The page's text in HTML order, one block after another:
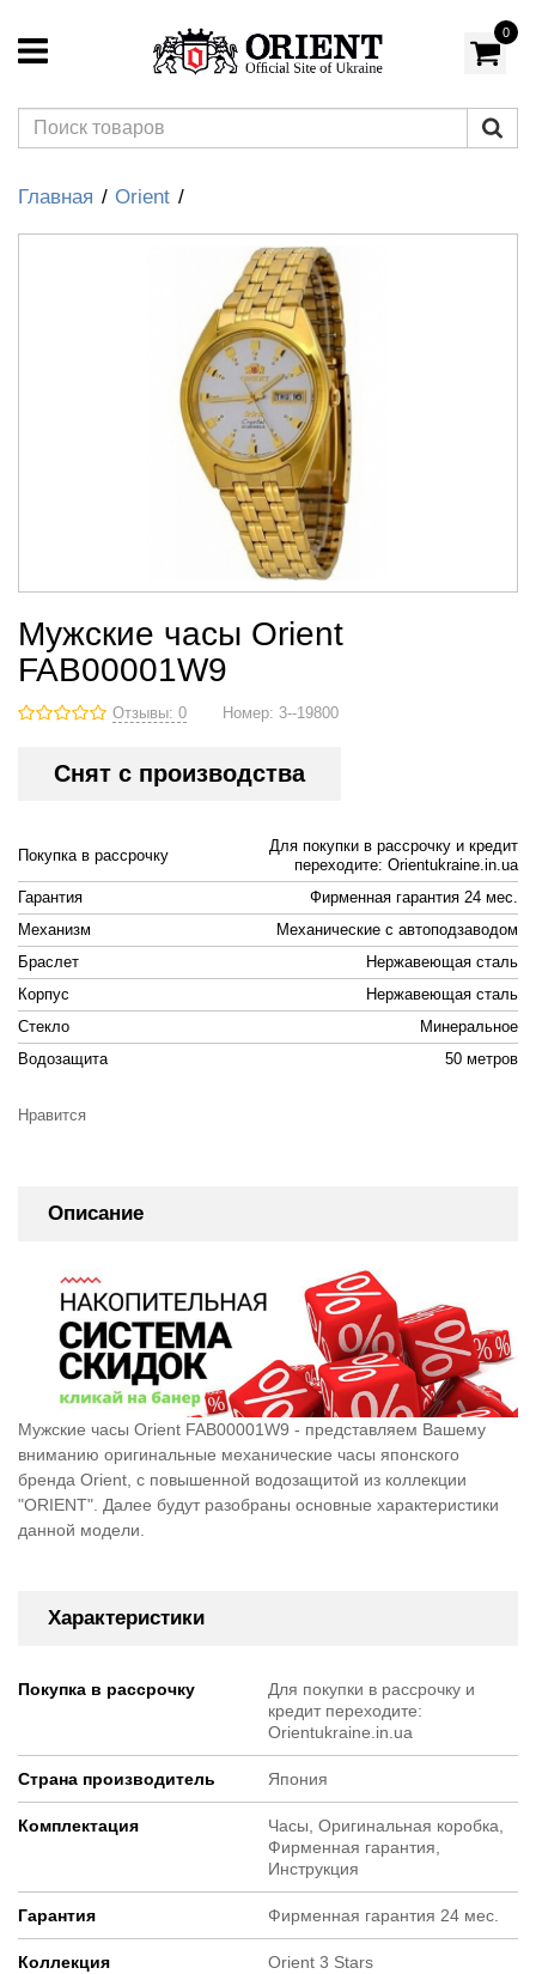
0
Главная Orient
Мужские часы Orient
FAB00001W9
Отзывы: 0 Номер: 3--19800
Снят с производства
Покупка в рассрочку
Для покупки в рассрочку и кредит
переходите: Orientukraine.in.ua
Гарантия
Фирменная гарантия 24 мес.
Механизм
Механические с автоподзаводом
Браслет
Нержавеющая сталь
Корпус
Нержавеющая сталь
Стекло
Минеральное
Водозащита
50 метров
Нравится
Описание
Мужские часы Orient FAB00001W9 - представляем Вашему
вниманию оригинальные механические часы японского
бренда Orient, c повышенной водозащитой из коллекции
"ORIENT". Далее будут разобраны основные характеристики
данной модели.
Характеристики
Покупка в рассрочку
Для покупки в рассрочку и
кредит переходите:
Orientukraine.in.ua
Страна производитель Япония
Комплектация
Часы, Оригинальная коробка,
Фирменная гарантия,
Инструкция
Гарантия Фирменная гарантия 24 мес.
Коллекция Orient 3 Stars